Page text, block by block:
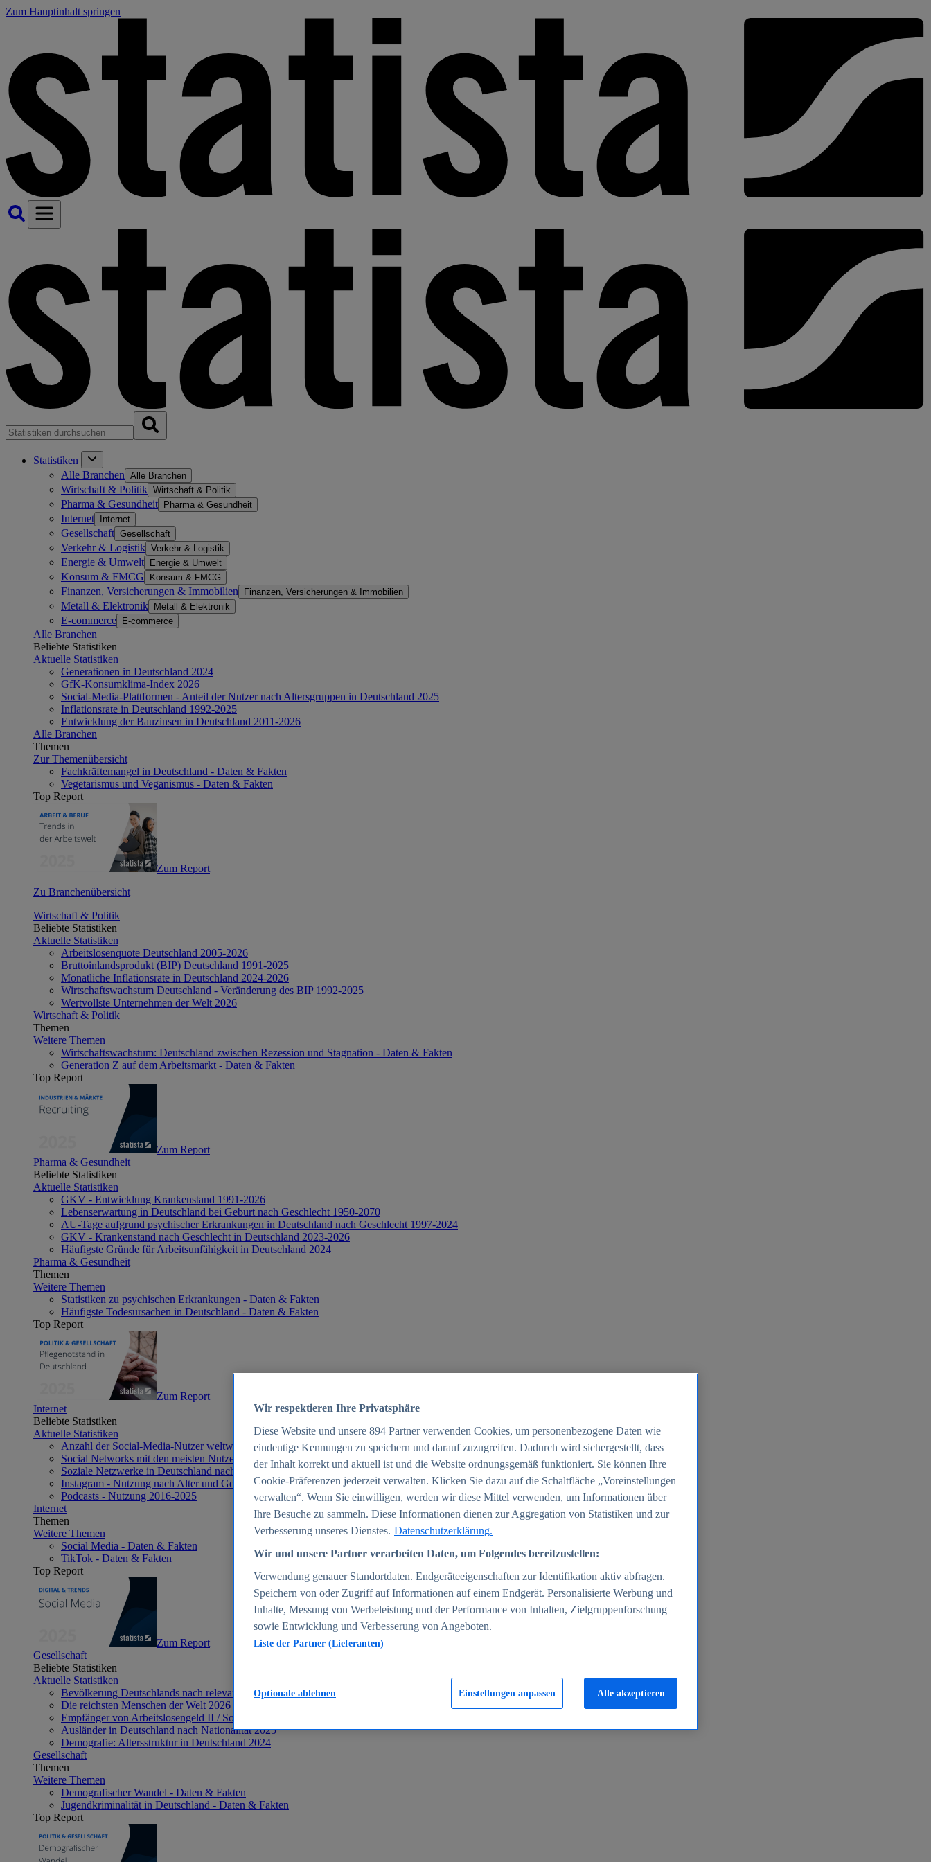
Zum Hauptinhalt springen
Statistiken
Alle Branchen Alle Branchen
Wirtschaft & Politik Wirtschaft & Politik
Pharma & Gesundheit Pharma & Gesundheit
Internet Internet
Gesellschaft Gesellschaft
Verkehr & Logistik Verkehr & Logistik
Energie & Umwelt Energie & Umwelt
Konsum & FMCG Konsum & FMCG
Finanzen, Versicherungen & Immobilien Finanzen, Versicherungen & Immobilien
Metall & Elektronik Metall & Elektronik
E-commerce E-commerce
Alle Branchen
Beliebte Statistiken
Aktuelle Statistiken
Generationen in Deutschland 2024
GfK-Konsumklima-Index 2026
Social-Media-Plattformen - Anteil der Nutzer nach Altersgruppen in Deutschland 2025
Inflationsrate in Deutschland 1992-2025
Entwicklung der Bauzinsen in Deutschland 2011-2026
Alle Branchen
Themen
Zur Themenübersicht
Fachkräftemangel in Deutschland - Daten & Fakten
Vegetarismus und Veganismus - Daten & Fakten
Top Report
Zum Report
Zu Branchenübersicht
Wirtschaft & Politik
Beliebte Statistiken
Aktuelle Statistiken
Arbeitslosenquote Deutschland 2005-2026
Bruttoinlandsprodukt (BIP) Deutschland 1991-2025
Monatliche Inflationsrate in Deutschland 2024-2026
Wirtschaftswachstum Deutschland - Veränderung des BIP 1992-2025
Wertvollste Unternehmen der Welt 2026
Wirtschaft & Politik
Themen
Weitere Themen
Wirtschaftswachstum: Deutschland zwischen Rezession und Stagnation - Daten & Fakten
Generation Z auf dem Arbeitsmarkt - Daten & Fakten
Top Report
Zum Report
Pharma & Gesundheit
Beliebte Statistiken
Aktuelle Statistiken
GKV - Entwicklung Krankenstand 1991-2026
Lebenserwartung in Deutschland bei Geburt nach Geschlecht 1950-2070
AU-Tage aufgrund psychischer Erkrankungen in Deutschland nach Geschlecht 1997-2024
GKV - Krankenstand nach Geschlecht in Deutschland 2023-2026
Häufigste Gründe für Arbeitsunfähigkeit in Deutschland 2024
Pharma & Gesundheit
Themen
Weitere Themen
Statistiken zu psychischen Erkrankungen - Daten & Fakten
Häufigste Todesursachen in Deutschland - Daten & Fakten
Top Report
Zum Report
Internet
Beliebte Statistiken
Aktuelle Statistiken
Anzahl der Social-Media-Nutzer weltweit 2012-2025
Social Networks mit den meisten Nutzern weltweit 2025
Soziale Netzwerke in Deutschland nach Generationen 2025
Instagram - Nutzung nach Alter und Geschlecht in Deutschland 2025
Podcasts - Nutzung 2016-2025
Internet
Themen
Weitere Themen
Social Media - Daten & Fakten
TikTok - Daten & Fakten
Top Report
Zum Report
Gesellschaft
Beliebte Statistiken
Aktuelle Statistiken
Bevölkerung Deutschlands nach relevanten Altersgruppen 2024
Die reichsten Menschen der Welt 2026
Empfänger von Arbeitslosengeld II / Sozialgeld / Bürgergeld in Deutschland 2005-2025
Ausländer in Deutschland nach Nationalität 2025
Demografie: Altersstruktur in Deutschland 2024
Gesellschaft
Themen
Weitere Themen
Demografischer Wandel - Daten & Fakten
Jugendkriminalität in Deutschland - Daten & Fakten
Top Report
Wir respektieren Ihre Privatsphäre
Diese Website und unsere 894 Partner verwenden Cookies, um personenbezogene Daten wie
eindeutige Kennungen zu speichern und darauf zuzugreifen. Dadurch wird sichergestellt, dass
der Inhalt korrekt und aktuell ist und die Website ordnungsgemäß funktioniert. Sie können Ihre
Cookie-Präferenzen jederzeit verwalten. Klicken Sie dazu auf die Schaltfläche „Voreinstellungen
verwalten“. Wenn Sie einwilligen, werden wir diese Mittel verwenden, um Informationen über
Ihre Besuche zu sammeln. Diese Informationen dienen zur Aggregation von Statistiken und zur
Verbesserung unseres Dienstes. Datenschutzerklärung.
Wir und unsere Partner verarbeiten Daten, um Folgendes bereitzustellen:
Verwendung genauer Standortdaten. Endgeräteeigenschaften zur Identifikation aktiv abfragen.
Speichern von oder Zugriff auf Informationen auf einem Endgerät. Personalisierte Werbung und
Inhalte, Messung von Werbeleistung und der Performance von Inhalten, Zielgruppenforschung
sowie Entwicklung und Verbesserung von Angeboten.
Liste der Partner (Lieferanten)
Einstellungen anpassen
Optionale ablehnen Alle akzeptieren